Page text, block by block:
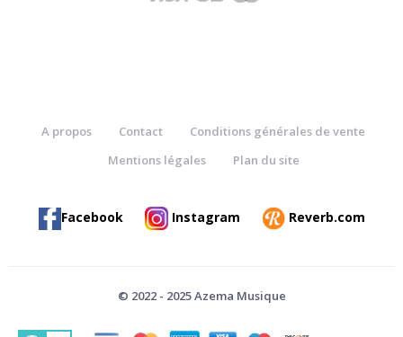
A propos Contact
Conditions générales de vente
Mentions légales
Plan du site
Facebook Instagram Reverb.com
© 2022 - 2025 Azema Musique